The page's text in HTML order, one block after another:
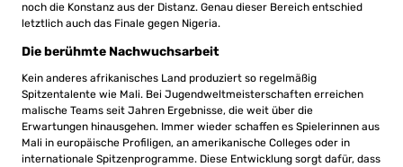
noch die Konstanz aus der Distanz. Genau dieser Bereich entschied
letztlich auch das Finale gegen Nigeria.
Die berühmte Nachwuchsarbeit
Kein anderes afrikanisches Land produziert so regelmäßig
Spitzentalente wie Mali. Bei Jugendweltmeisterschaften erreichen
malische Teams seit Jahren Ergebnisse, die weit über die
Erwartungen hinausgehen. Immer wieder schaffen es Spielerinnen aus
Mali in europäische Profiligen, an amerikanische Colleges oder in
internationale Spitzenprogramme. Diese Entwicklung sorgt dafür, dass